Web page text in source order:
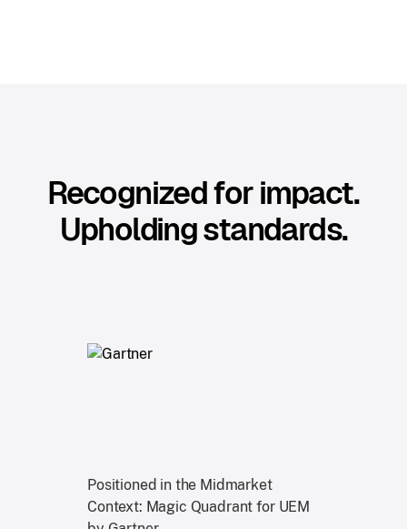
Recognized for impact.
Upholding standards.
Positioned in the Midmarket
Context: Magic Quadrant for UEM